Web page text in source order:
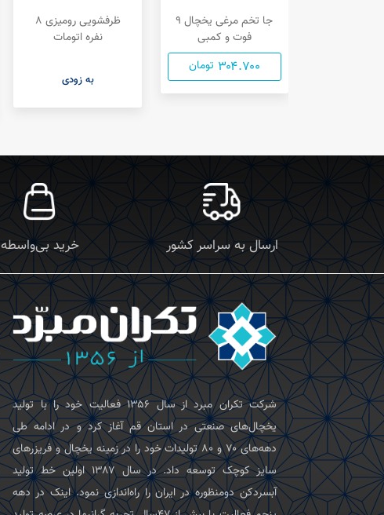
جا تخم مرغی یخچال ۹
فوت و کمبی
۳۰۴.۷۰۰ تومان
ظرفشویی رومیزی ۸
نفره اتومات
به زودی
ارسال به سراسر کشور خرید بی‌واسطه
شرکت تکران‌ مبرد از سال ۱۳۵۶ فعالیت خود را با تولید
یخچال‌های صنعتی در استان قم آغاز کرد و در ادامه طی
دهه‌های ۷۰ و ۸۰ تولیدات خود را در زمینه یخچال و فریزرهای
سایز کوچک توسعه داد. در سال ۱۳۸۷ اولین خط تولید
آبسردکن دومنظوره در ایران را راه‌اندازی نمود. اینک در دهه